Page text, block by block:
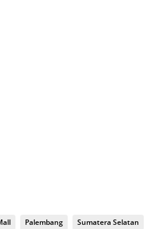
Palembang Sumatera Selatan